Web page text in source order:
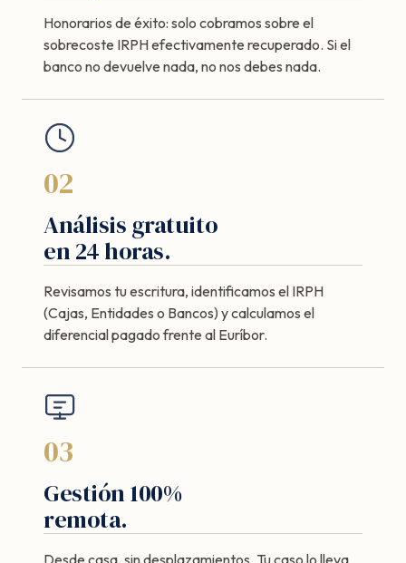
Honorarios de éxito: solo cobramos sobre el
sobrecoste IRPH efectivamente recuperado. Si el
banco no devuelve nada, no nos debes nada.
02
Análisis gratuito
en 24 horas.
Revisamos tu escritura, identificamos el IRPH
(Cajas, Entidades o Bancos) y calculamos el
diferencial pagado frente al Euríbor.
03
Gestión 100%
remota.
Desde casa, sin desplazamientos. Tu caso lo lleva